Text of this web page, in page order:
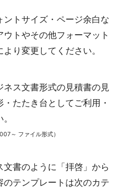
ントサイズ・ページ余白な
ウトやその他フォーマット
り変更してください。
ネス文書形式の見積書の見
たたき台としてご利用・
～ ファイル形式）
書のように「拝啓」から
テンプレートは次のカテ